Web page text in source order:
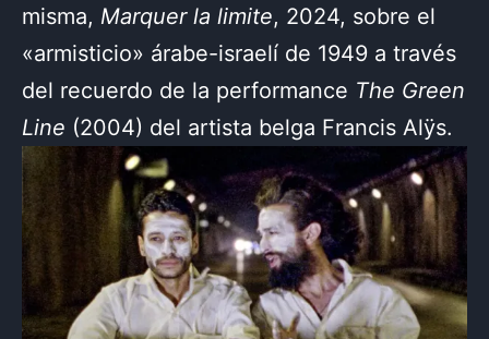
misma, Marquer la limite, 2024, sobre el
«armisticio» árabe-israelí de 1949 a través
del recuerdo de la performance The Green
Line (2004) del artista belga Francis Alÿs.